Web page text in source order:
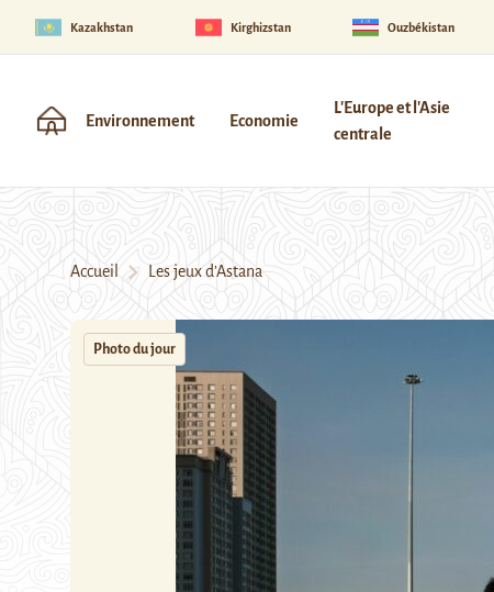
Kazakhstan Kirghizstan Ouzbékistan
Environnement Economie
L'Europe et l'Asie
centrale
Accueil Les jeux d’Astana
Photo du jour